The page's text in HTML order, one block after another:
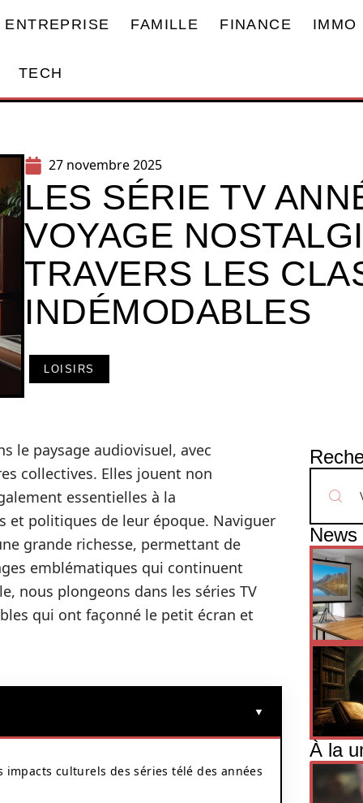
ENTREPRISE FAMILLE FINANCE IMMO
TECH
27 novembre 2025
LES SÉRIE TV
VOYAGE
TRAVERS LES
INDÉMODABLES
LOISIRS
le paysage audiovisuel, avec
collectives. Elles jouent non
essentielles à la
et politiques de leur époque. Naviguer
grande richesse, permettant de
emblématiques qui continuent
nous plongeons dans les séries TV
qui ont façonné le petit écran et
impacts culturels des séries télé des années
À la